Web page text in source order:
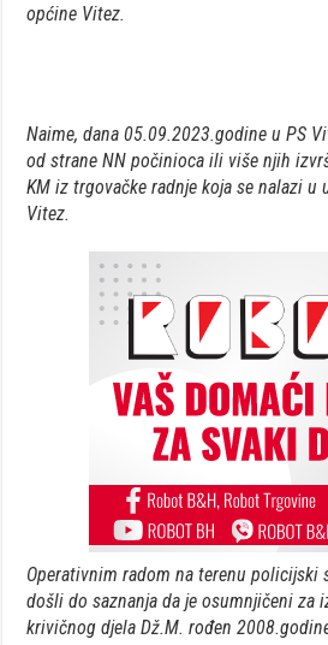
općine Vitez.
Naime, dana 05.09.2023.godine u PS
od strane NN počinioca ili više njih
KM iz trgovačke radnje koja se nalazi u
Vitez.
Operativnim radom na terenu policijski
došli do saznanja da je osumnjičeni za
krivičnog djela Dž.M. rođen